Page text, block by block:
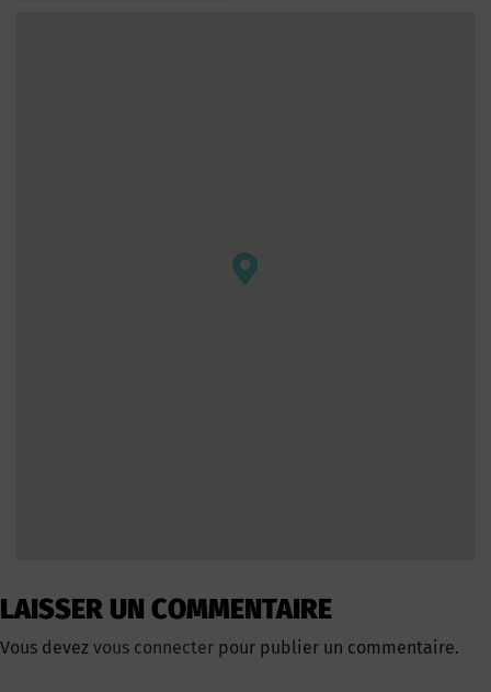
LAISSER UN COMMENTAIRE
Vous devez vous connecter pour publier un commentaire.